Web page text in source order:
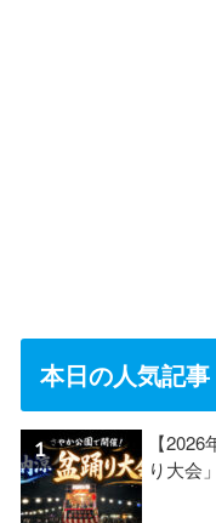
本日の人気記事
【
り大会